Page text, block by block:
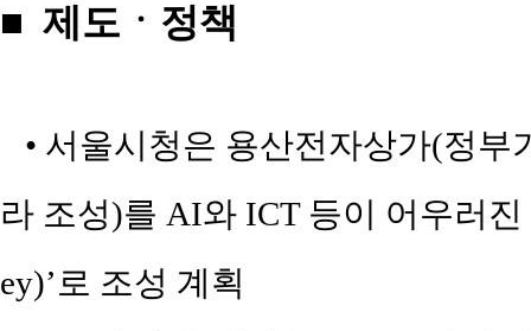
■ 제도ㆍ정책
• 서울시청은 용산전자상가(정부
라 조성)를 AI와 ICT 등이 어우러
ey)’로 조성 계획